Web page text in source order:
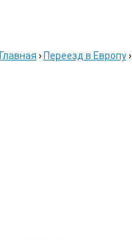
Главная › Переезд в Европу›